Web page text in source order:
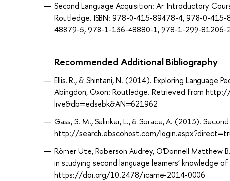
Second Language Acquisition: An Introductory
Routledge. ISBN: 978-0-415-89478-4, 978-0-
48879-5, 978-1-136-48880-1, 978-1-299-81206-
Recommended Additional Bibliography
Ellis, R., & Shintani, N. (2014). Exploring Language
Abingdon, Oxon: Routledge. Retrieved from
live&db=edsebk&AN=621962
Gass, S. M., Selinker, L., & Sorace, A. (2013).
http://search.ebscohost.com/
Römer Ute, Roberson Audrey, O’Donnell Matthew
in studying second language learners’ knowledge
https://doi.org/10.2478/icame-2014-0006